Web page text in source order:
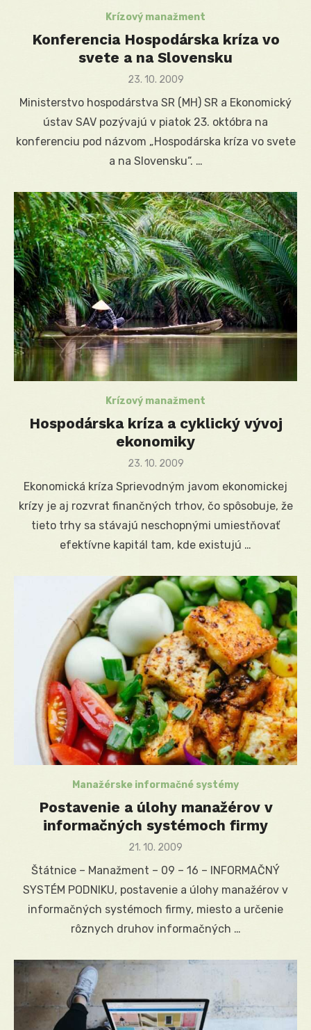
Krízový manažment
Konferencia Hospodárska kríza vo
svete a na Slovensku
Posted
23. 10. 2009
Ministerstvo hospodárstva SR (MH) SR a Ekonomický
ústav SAV pozývajú v piatok 23. októbra na
konferenciu pod názvom „Hospodárska kríza vo svete
a na Slovensku“. …
Krízový manažment
Hospodárska kríza a cyklický vývoj
ekonomiky
Posted
23. 10. 2009
Ekonomická kríza Sprievodným javom ekonomickej
krízy je aj rozvrat finančných trhov, čo spôsobuje, že
tieto trhy sa stávajú neschopnými umiestňovať
efektívne kapitál tam, kde existujú …
Manažérske informačné systémy
Postavenie a úlohy manažérov v
informačných systémoch firmy
Posted
21. 10. 2009
Štátnice – Manažment – 09 – 16 – INFORMAČNÝ
SYSTÉM PODNIKU, postavenie a úlohy manažérov v
informačných systémoch firmy, miesto a určenie
rôznych druhov informačných …